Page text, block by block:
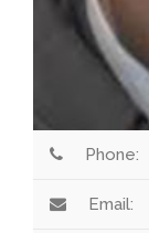
Phone:
Email: